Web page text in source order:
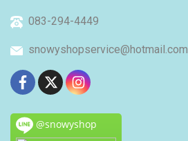
083-294-4449
snowyshopservice@hotmail.com
@snowyshop